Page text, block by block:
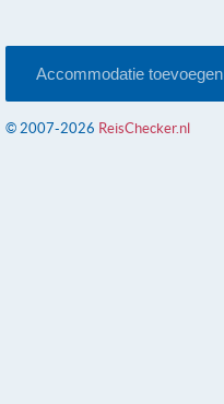
Accommodatie toevoegen
© 2007-2026 ReisChecker.nl